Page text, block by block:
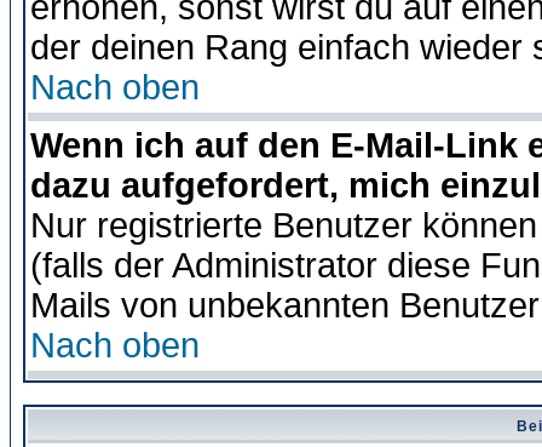
der deinen Rang einfach wieder
Nach oben
Wenn ich auf den E-Mail-Link
dazu aufgefordert, mich
Nur registrierte Benutzer
(falls der Administrator diese
Mails von unbekannten
Nach oben